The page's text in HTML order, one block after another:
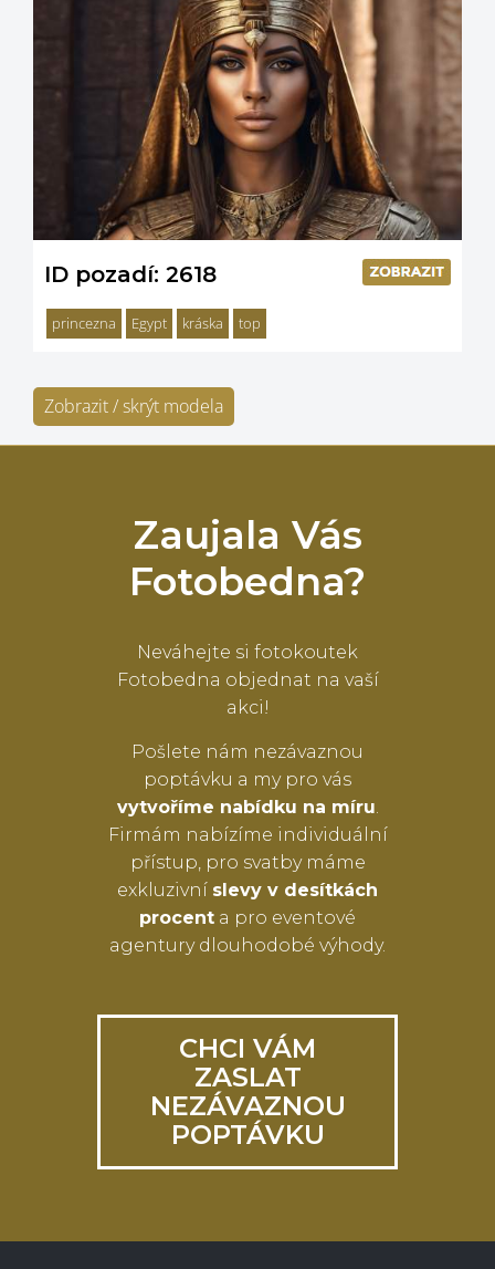
ID pozadí: 2618
princezna Egypt kráska top
Zobrazit / skrýt modela
Zaujala Vás
Fotobedna?
Neváhejte si fotokoutek
Fotobedna objednat na vaší
akci!
Pošlete nám nezávaznou
poptávku a my pro vás
vytvoříme nabídku na míru.
Firmám nabízíme individuální
přístup, pro svatby máme
exkluzivní slevy v desítkách
procent a pro eventové
agentury dlouhodobé výhody.
CHCI VÁM
ZASLAT
NEZÁVAZNOU
POPTÁVKU